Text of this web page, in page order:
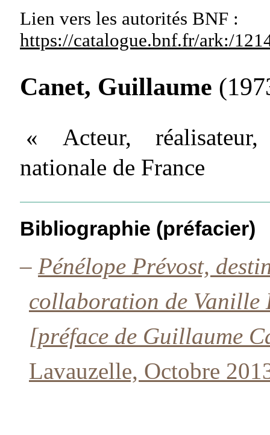
Lien vers les autorités BNF :
https://catalogue.bnf.fr/ark:/
Canet, Guillaume
« Acteur,
nationale de France
Bibliographie (préfacier)
– Pénélope Prévost,
collaboration de
[préface de Guillaume
Lavauzelle, Octobre